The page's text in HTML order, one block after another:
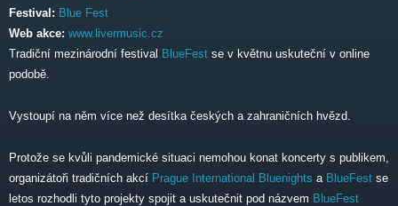
Festival: Blue Fest
Web akce: www.livermusic.cz
Tradiční mezinárodní festival BlueFest se v květnu uskuteční v online
podobě.
Vystoupí na něm více než desítka českých a zahraničních hvězd.
Protože se kvůli pandemické situaci nemohou konat koncerty s publikem,
organizátoři tradičních akcí Prague International Bluenights a BlueFest se
letos rozhodli tyto projekty spojit a uskutečnit pod názvem BlueFest